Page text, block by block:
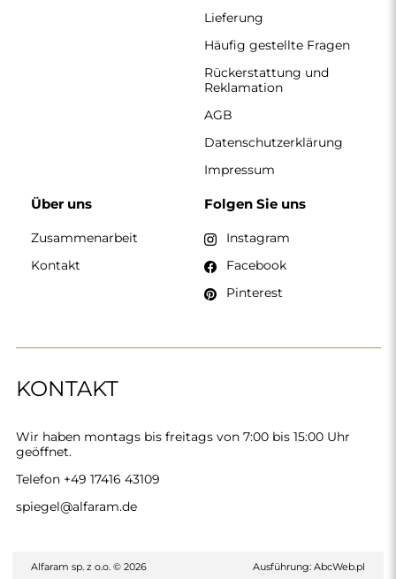
KONTAKT
Wir haben montags bis freitags von 7:00 bis 15:00 Uhr
geöffnet.
Telefon +49 17416 43109
spiegel@alfaram.de
Lieferung
Häufig gestellte Fragen
Rückerstattung und
Reklamation
AGB
Datenschutzerklärung
Impressum
Über uns
Zusammenarbeit
Kontakt
Folgen Sie uns
Instagram
Facebook
Pinterest
Alfaram sp. z o.o. © 2026 Ausführung: AbcWeb.pl